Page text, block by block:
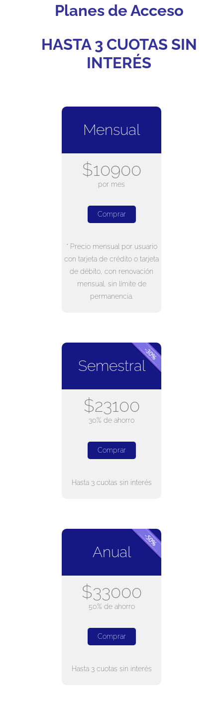
Planes de Acceso
HASTA 3 CUOTAS SIN
INTERÉS
Mensual
$10900
por mes
Comprar
* Precio mensual por usuario
con tarjeta de crédito o tarjeta
de débito, con renovación
mensual, sin límite de
permanencia.
Semestral
$23100
30% de ahorro
Comprar
Hasta 3 cuotas sin interés
Anual
$33000
50% de ahorro
Comprar
Hasta 3 cuotas sin interés